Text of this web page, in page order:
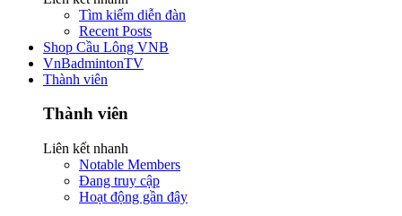
Tìm kiếm diễn đàn
Recent Posts
Shop Cầu Lông VNB
VnBadmintonTV
Thành viên
Thành viên
Liên kết nhanh
Notable Members
Đang truy cập
Hoạt động gần đây